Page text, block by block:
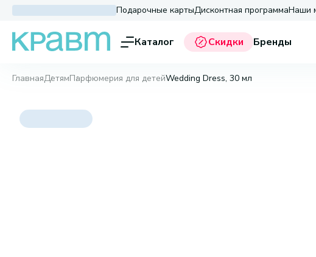
Подарочные картыДисконтная программаНаши
Каталог Скидки Бренды
ГлавнаяДетямПарфюмерия для детейWedding Dress, 30 мл